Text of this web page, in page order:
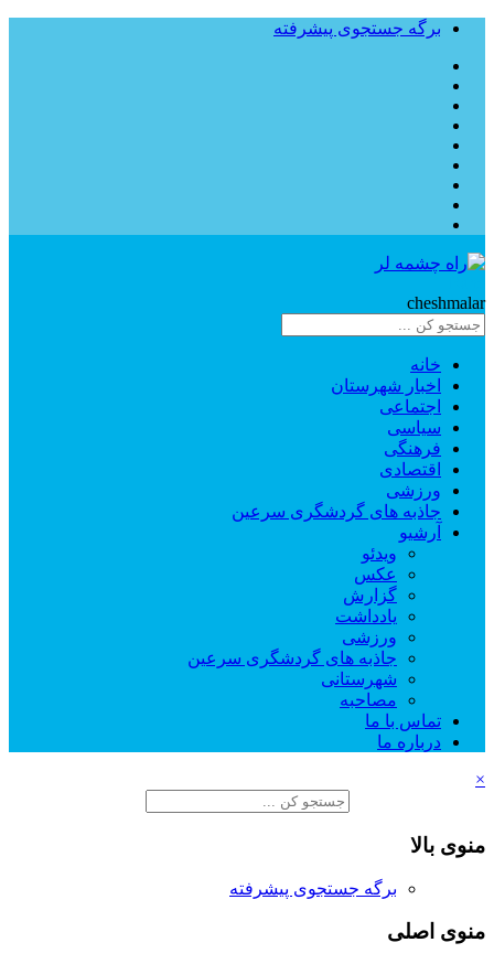
برگه جستجوی پیشرفته
cheshmalar
خانه
اخبار شهرستان
اجتماعی
سیاسی
فرهنگی
اقتصادی
ورزشی
جاذبه های گردشگری سرعین
آرشیو
ویدئو
عکس
گزارش
یادداشت
ورزشی
جاذبه های گردشگری سرعین
شهرستانی
مصاحبه
تماس با ما
درباره ما
×
منوی بالا
برگه جستجوی پیشرفته
منوی اصلی